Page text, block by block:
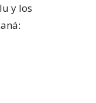
y los